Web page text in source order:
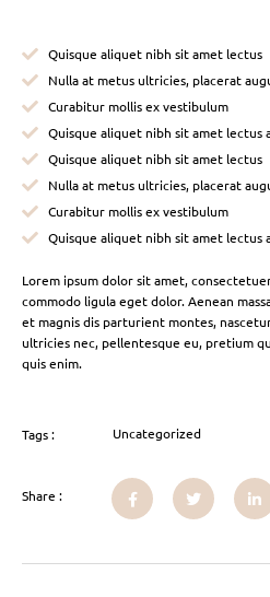
Quisque aliquet nibh sit amet lectus
Nulla at metus ultricies, placerat
Curabitur mollis ex vestibulum
Quisque aliquet nibh sit amet lectus
Quisque aliquet nibh sit amet lectus
Nulla at metus ultricies, placerat
Curabitur mollis ex vestibulum
Quisque aliquet nibh sit amet lectus
Lorem ipsum dolor sit amet,
commodo ligula eget dolor. Aenean
et magnis dis parturient montes,
ultricies nec, pellentesque eu, pretium
quis enim.
Tags : Uncategorized
Share :